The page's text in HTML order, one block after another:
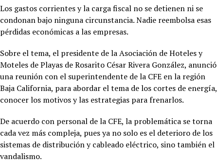
Los gastos corrientes y la carga fiscal no se detienen ni se
condonan bajo ninguna circunstancia. Nadie reembolsa esas
pérdidas económicas a las empresas.
Sobre el tema, el presidente de la Asociación de Hoteles y
Moteles de Playas de Rosarito César Rivera González, anunció
una reunión con el superintendente de la CFE en la región
Baja California, para abordar el tema de los cortes de energía,
conocer los motivos y las estrategias para frenarlos.
De acuerdo con personal de la CFE, la problemática se torna
cada vez más compleja, pues ya no solo es el deterioro de los
sistemas de distribución y cableado eléctrico, sino también el
vandalismo.